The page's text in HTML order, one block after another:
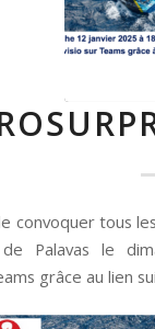
convoquer tous
Palavas le
grâce au lien